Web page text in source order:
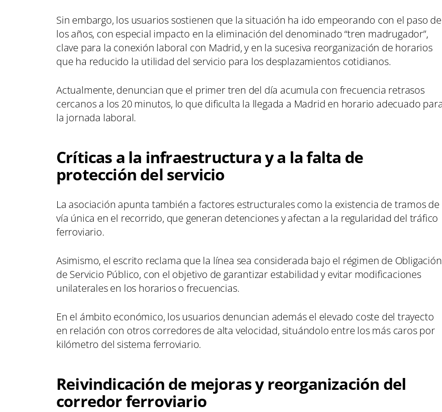
Sin embargo, los usuarios sostienen que la situación ha ido empeorando con el paso de
los años, con especial impacto en la eliminación del denominado “tren madrugador”,
clave para la conexión laboral con Madrid, y en la sucesiva reorganización de horarios
que ha reducido la utilidad del servicio para los desplazamientos cotidianos.
Actualmente, denuncian que el primer tren del día acumula con frecuencia retrasos
cercanos a los 20 minutos, lo que dificulta la llegada a Madrid en horario adecuado
la jornada laboral.
Críticas a la infraestructura y a la falta de
protección del servicio
La asociación apunta también a factores estructurales como la existencia de tramos de
vía única en el recorrido, que generan detenciones y afectan a la regularidad del tráfico
ferroviario.
Asimismo, el escrito reclama que la línea sea considerada bajo el régimen de Obligación
de Servicio Público, con el objetivo de garantizar estabilidad y evitar modificaciones
unilaterales en los horarios o frecuencias.
En el ámbito económico, los usuarios denuncian además el elevado coste del trayecto
en relación con otros corredores de alta velocidad, situándolo entre los más caros por
kilómetro del sistema ferroviario.
Reivindicación de mejoras y reorganización del
corredor ferroviario